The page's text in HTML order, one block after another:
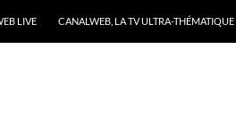
LIVE CANALWEB, LA TV ULTRA-THÉMATIQUE